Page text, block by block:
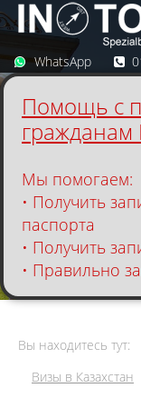
Помощь с
Мы помогаем:
• Получить
паспорта
• Получить
• Правильно
курортах
WhatsApp
Вы находитесь тут:
Визы в Казахстан